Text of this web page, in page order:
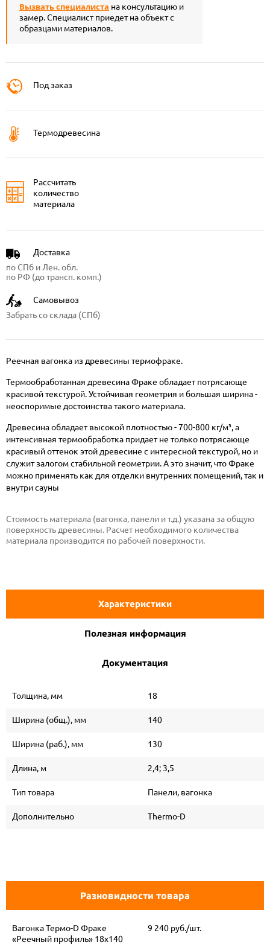
Вызвать специалиста на консультацию и
замер. Специалист приедет на объект с
образцами материалов.
Под заказ
Термодревесина
Рассчитать
количество
материала
Доставка
по СПб и Лен. обл.
по РФ (до трансп. комп.)
Самовывоз
Забрать со склада (СПб)
Реечная вагонка из древесины термофраке.
Термообработанная древесина Фраке обладает потрясающе
красивой текстурой. Устойчивая геометрия и большая ширина -
неоспоримые достоинства такого материала.
Древесина обладает высокой плотностью - 700-800 кг/м³, а
интенсивная термообработка придает не только потрясающе
красивый оттенок этой древесине с интересной текстурой, но и
служит залогом стабильной геометрии. А это значит, что Фраке
можно применять как для отделки внутренних помещений, так и
внутри сауны
Стоимость материала (вагонка, панели и т.д.) указана за общую
поверхность древесины. Расчет необходимого количества
материала производится по рабочей поверхности.
Характеристики
Полезная информация
Документация
Толщина, мм 18
Ширина (общ.), мм 140
Ширина (раб.), мм 130
Длина, м 2,4; 3,5
Тип товара Панели, вагонка
Дополнительно Thermo-D
Разновидности товара
Вагонка Термо-D Фраке
«Реечный профиль» 18х140
9 240 руб./шт.